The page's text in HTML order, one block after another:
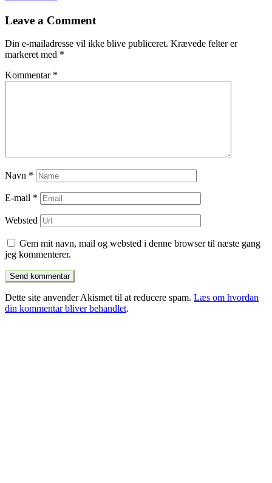
til
Leave a Comment
Din e-mailadresse vil ikke blive publiceret. Krævede felter er
markeret med *
Kommentar *
Navn *
E-mail *
Websted
Gem mit navn, mail og websted i denne browser til næste gang
jeg kommenterer.
Dette site anvender Akismet til at reducere spam. Læs om hvordan
din kommentar bliver behandlet.